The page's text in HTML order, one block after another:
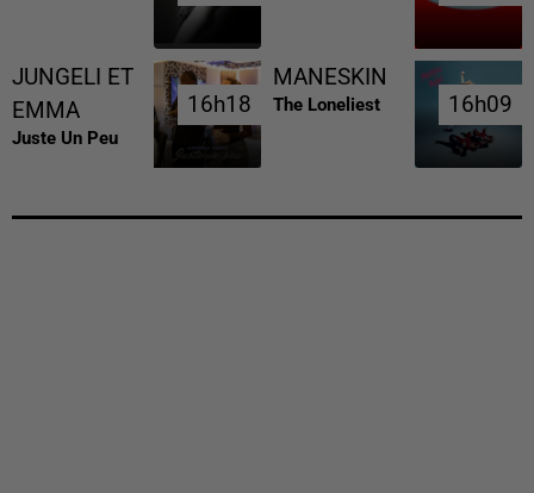
JUNGELI ET
EMMA
Juste Un Peu
16h18
16h18
MANESKIN
The Loneliest 16h09
16h09